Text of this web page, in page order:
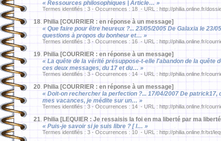
« Ressources philosophiques | Article… »
Termes identifiés : 3 - Occurrences : 18 - URL : http://philia.online.fr/
18. Philia [COURRIER : en réponse à un message]
« Que faire pour être heureux ?... 23/05/2005 De Galaxia le 23/
questions à propos du bonheur et… »
Termes identifiés : 3 - Occurrences : 16 - URL : http://philia.online.fr/
19. Philia [COURRIER : en réponse à un message]
« La quête de la vérité présuppose-t-elle l'abandon de la quête
ces deux messages, du 17 et du… »
Termes identifiés : 3 - Occurrences : 14 - URL : http://philia.online.fr/
20. Philia [COURRIER : en réponse à un message]
« Doit-on rechercher la perfection ?... 17/04/2007 De patrick17,
mes vacances, je médite sur un… »
Termes identifiés : 3 - Occurrences : 14 - URL : http://philia.online.fr/
21. Philia [LEQUIER : Je ressaisis la foi en ma liberté par ma
« Puis-je savoir si je suis libre ? [ I… »
Termes identifiés : 3 - Occurrences : 10 - URL : http://philia.online.fr/txt/